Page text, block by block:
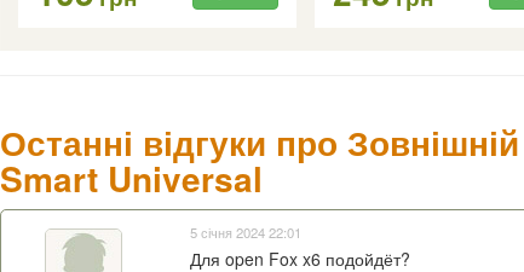
Останні відгуки про
Smart Universal
5 січня 2024 22:01
Для open Fox x6 подойдёт?